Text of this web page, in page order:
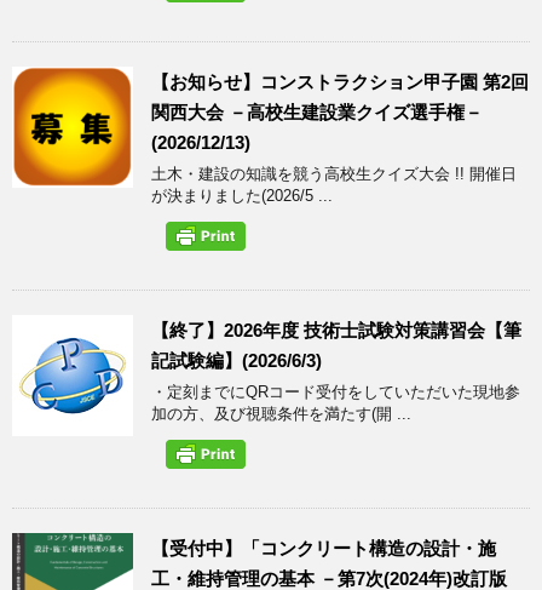
【お知らせ】コンストラクション甲子園 第2回
関西大会 －高校生建設業クイズ選手権－
(2026/12/13)
土木・建設の知識を競う高校生クイズ大会 !! 開催日
が決まりました(2026/5 ...
【終了】2026年度 技術士試験対策講習会【筆
記試験編】(2026/6/3)
・定刻までにQRコード受付をしていただいた現地参
加の方、及び視聴条件を満たす(開 ...
【受付中】「コンクリート構造の設計・施
工・維持管理の基本 －第7次(2024年)改訂版